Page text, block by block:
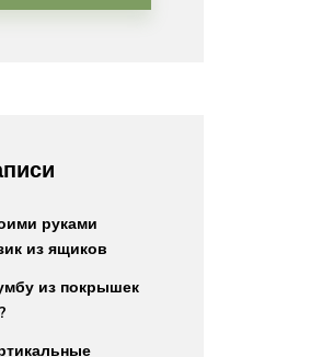
руками
из ящиков
из покрышек